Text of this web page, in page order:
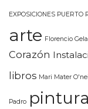
EXPOSICIONES PUERTO
arte Florencio
Corazón
libros Mari Mater
Padro pintura